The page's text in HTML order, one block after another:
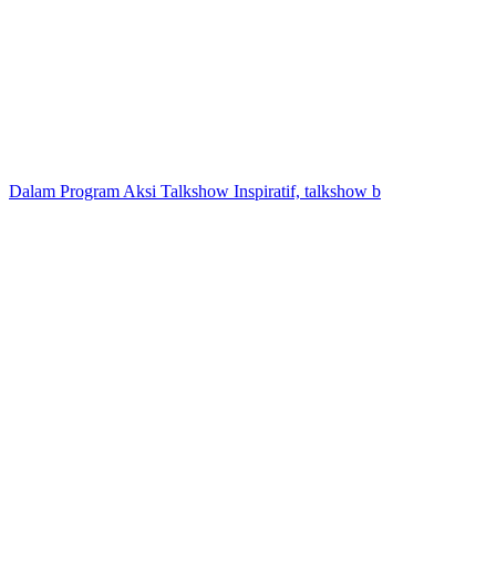
Dalam Program Aksi Talkshow Inspiratif, talkshow b